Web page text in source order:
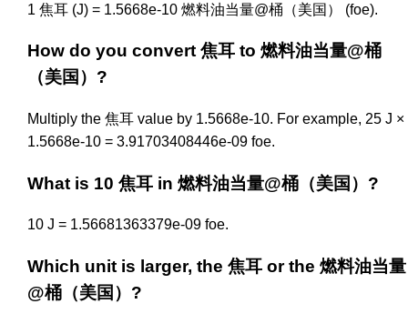
1 焦耳 (J) = 1.5668e-10 燃料油当量@桶（美国） (foe).
How do you convert 焦耳 to 燃料油当量@桶
（美国）?
Multiply the 焦耳 value by 1.5668e-10. For example, 25 J ×
1.5668e-10 = 3.91703408446e-09 foe.
What is 10 焦耳 in 燃料油当量@桶（美国）?
10 J = 1.56681363379e-09 foe.
Which unit is larger, the 焦耳 or the 燃料油当量
@桶（美国）?